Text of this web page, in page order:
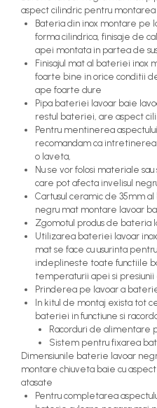
aspect cilindric pentru
Bateria din inox montare pe
forma cilindrica, finisaje de
apei montata in partea de
Finisajul mat al bateriei inox
foarte bine in orice conditii
ape foarte dure
Pipa bateriei lavoar baie
restul bateriei, are aspect
Pentru mentinerea
recomandam ca intretinerea
o laveta,
Nu se vor folosi materiale
care pot afecta invelisul
Cartusul ceramic de 35mm
negru mat montare lavoar
Zgomotul produs de bateria
Utilizarea bateriei lavoar
mat se face cu usurinta
indeplineste toate functiile
temperaturii apei si presiunii
Prinderea pe lavoar a
In kitul de montaj exista tot
bateriei in functiune si
Racorduri de alimentare
Sistem pentru fixarea
Dimensiunile baterie lavoar
montare chiuveta baie cu
atasate
Pentru completarea